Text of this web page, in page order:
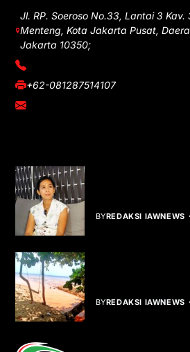
Jl. RP. Soeroso No.33, Lantai 3 Kav.
Menteng, Kota Jakarta Pusat,
Jakarta 10350;
(021) 3908026
+62-081287514107
adm@iawnews.com
BYREDAKSI IAWNEWS
BYREDAKSI IAWNEWS